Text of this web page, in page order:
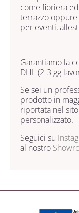
come fioriera
terrazzo
per eventi,
Garantiamo la
DHL (2-3 gg
Se sei un
prodotto in
riportata nel sito
personalizzato.
Seguici su
al nostro